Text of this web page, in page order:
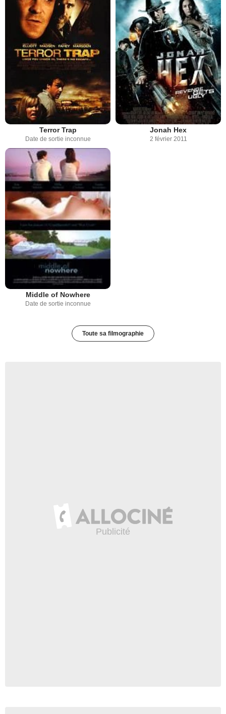
Terror Trap
Date de sortie inconnue
Jonah Hex
2 février 2011
Middle of Nowhere
Date de sortie inconnue
Toute sa filmographie